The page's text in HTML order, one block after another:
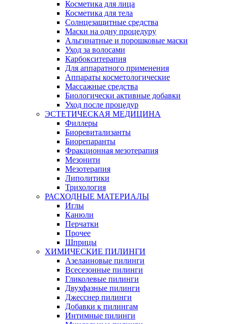
Косметика для лица
Косметика для тела
Солнцезащитные средства
Маски на одну процедуру
Альгинатные и порошковые маски
Уход за волосами
Карбокситерапия
Для аппаратного применения
Аппараты косметологические
Массажные средства
Биологически активные добавки
Уход после процедур
ЭСТЕТИЧЕСКАЯ МЕДИЦИНА
Филлеры
Биоревитализанты
Биорепаранты
Фракционная мезотерапия
Мезонити
Мезотерапия
Липолитики
Трихология
РАСХОДНЫЕ МАТЕРИАЛЫ
Иглы
Канюли
Перчатки
Прочее
Шприцы
ХИМИЧЕСКИЕ ПИЛИНГИ
Азелаиновые пилинги
Всесезонные пилинги
Гликолевые пилинги
Двухфазные пилинги
Джесснер пилинги
Добавки к пилингам
Интимные пилинги